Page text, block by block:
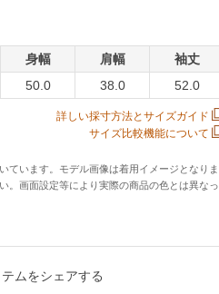
身幅 肩幅
袖丈
50.0 38.0 52.0
詳しい採寸方法とサイズガイド
サイズ比較機能について
ています。モデル画像は着用イメージとなりま
。画面設定等により実際の商品の色とは異なっ
ムをシェアする